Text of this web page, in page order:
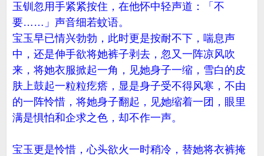
玉钏忽用手紧紧按住，在他怀中轻声道：「不
要……」声音细若蚊语。
宝玉早已情兴勃勃，此时更是按耐不下，喘息声
中，还是伸手欲将她裤子剥去，忽又一阵凉风吹
来，将她衣服掀起一角，见她身子一缩，雪白的皮
肤上鼓起一粒粒疙瘩，显是身子受不得风寒，不由
的一阵怜惜，将她身子翻起，见她缩着一团，眼里
满是惧怕和企求之色，却不作一声。
宝玉更是怜惜，心头欲火一时稍冷，替她将衣裤掩